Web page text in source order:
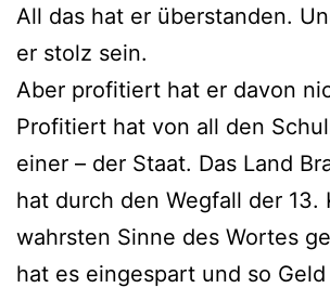
All das hat er überstanden.
er stolz sein.
Aber profitiert hat er davon
Profitiert hat von all den
einer – der Staat. Das Land
hat durch den Wegfall der 13.
wahrsten Sinne des Wortes
hat es eingespart und so